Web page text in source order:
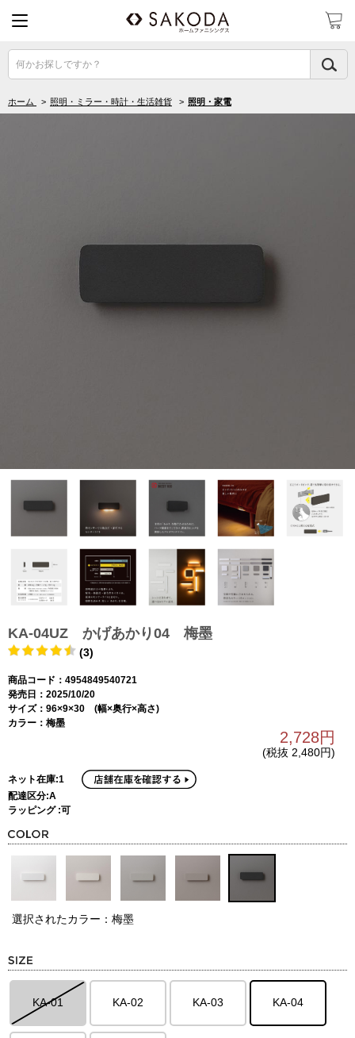
何かお探しですか？
ホーム > 照明・ミラー・時計・生活雑貨 > 照明・家電
KA-04UZ かげあかり04 梅墨
(3)
商品コード：4954849540721
発売日：2025/10/20
サイズ：96×9×30 (幅×奥行×高さ)
カラー：梅墨
2,728円
(税抜 2,480円)
ネット在庫:1
配達区分:A
ラッピング :可
選択されたカラー：梅墨
KA-01 KA-02 KA-03 KA-04